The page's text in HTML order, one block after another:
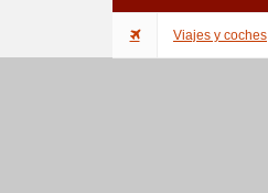
Viajes y coches